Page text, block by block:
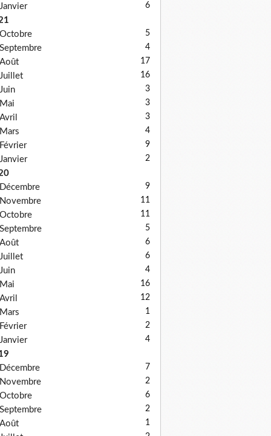
Janvier 6
Octobre
5
Septembre 4
Août 17
Juillet 16
Juin 3
Mai 3
Avril 3
Mars 4
Février 9
Janvier 2
Décembre
9
Novembre 11
Octobre 11
Septembre 5
Août 6
Juillet 6
Juin 4
Mai 16
Avril 12
Mars 1
Février 2
Janvier 4
Décembre
7
Novembre 2
Octobre 6
Septembre 2
Août 1